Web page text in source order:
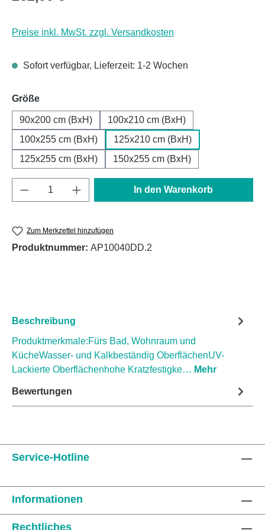
Preise inkl. MwSt. zzgl. Versandkosten
Sofort verfügbar, Lieferzeit: 1-2 Wochen
Größeauswählen
90x200 cm (BxH)
100x210 cm (BxH)
100x255 cm (BxH)
125x210 cm (BxH)
125x255 cm (BxH)
150x255 cm (BxH)
Produkt Anzahl: Gib den gewünschten
In den Warenkorb
Zum Merkzettel hinzufügen
Produktnummer: AP10040DD.2
Beschreibung
Produktmerkmale:Fürs Bad, Wohnraum und
KücheWasser- und Kalkbeständig OberflächenUV-
Lackierte Oberflächenhohe Kratzfestigke… Mehr
Bewertungen
Service-Hotline
Informationen
Rechtliches